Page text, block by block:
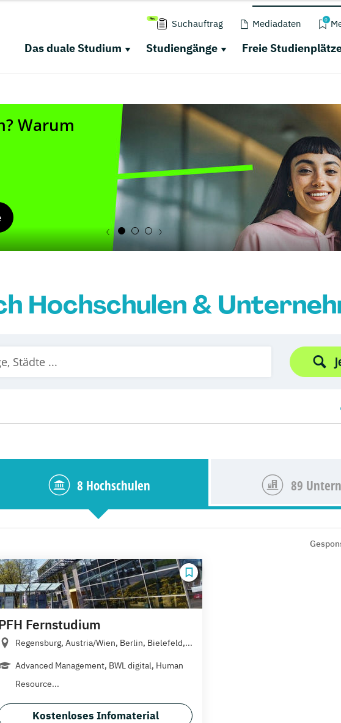
Suchauftrag Mediadaten 0
Das duale Studium Studiengänge Freie
Hochschulen &
8 Hochschulen 89
Fernstudium
Regensburg, Austria/Wien, Berlin, Bielefeld,...
Advanced Management, BWL digital, Human
Resource...
Kostenloses Infomaterial